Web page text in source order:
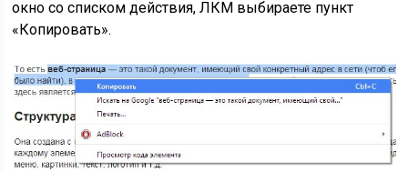
окно со списком действия, ЛКМ выбираете пункт
«Копировать».